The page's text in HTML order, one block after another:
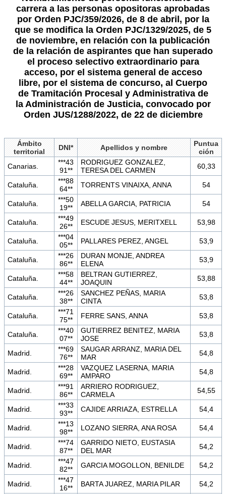
carrera a las personas opositoras aprobadas
por Orden PJC/359/2026, de 8 de abril, por la
que se modifica la Orden PJC/1329/2025, de 5
de noviembre, en relación con la publicación
de la relación de aspirantes que han superado
el proceso selectivo extraordinario para
acceso, por el sistema general de acceso
libre, por el sistema de concurso, al Cuerpo
de Tramitación Procesal y Administrativa de
la Administración de Justicia, convocado por
Orden JUS/1288/2022, de 22 de diciembre
Ámbito
territorial
DNI* Apellidos y nombre
Puntua
ción
Canarias.
***43
91**
RODRIGUEZ GONZALEZ,
TERESA DEL CARMEN
60,33
Cataluña.
***88
64**
TORRENTS VINAIXA, ANNA 54
Cataluña.
***50
19**
ABELLA GARCIA, PATRICIA 54
Cataluña.
***49
26**
ESCUDE JESUS, MERITXELL 53,98
Cataluña.
***04
05**
PALLARES PEREZ, ANGEL 53,9
Cataluña.
***26
86**
DURAN MONJE, ANDREA
ELENA
53,9
Cataluña.
***58
44**
BELTRAN GUTIERREZ,
JOAQUIN
53,88
Cataluña.
***26
38**
SANCHEZ PEÑAS, MARIA
CINTA
53,8
Cataluña.
***71
75**
FERRE SANS, ANNA 53,8
Cataluña.
***40
07**
GUTIERREZ BENITEZ, MARIA
JOSE
53,8
Madrid.
***69
76**
SAUGAR ARRANZ, MARIA DEL
MAR
54,8
Madrid.
***28
69**
VAZQUEZ LASERNA, MARIA
AMPARO
54,8
Madrid.
***91
86**
ARRIERO RODRIGUEZ,
CARMELA
54,55
Madrid.
***33
93**
CAJIDE ARRIAZA, ESTRELLA 54,4
Madrid.
***13
98**
LOZANO SIERRA, ANA ROSA 54,4
Madrid.
***74
87**
GARRIDO NIETO, EUSTASIA
DEL MAR
54,2
Madrid.
***47
82**
GARCIA MOGOLLON, BENILDE 54,2
Madrid.
***47
16**
BARTA JUAREZ, MARIA PILAR 54,2